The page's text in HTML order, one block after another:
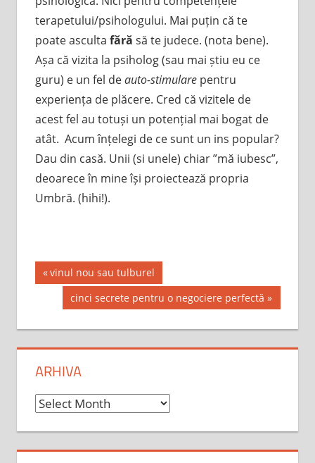
terapetului/psihologului. Mai puțin că te
poate asculta fără să te judece. (nota bene).
Așa că vizita la psiholog (sau mai știu eu ce
guru) e un fel deauto-stimulare pentru
experiența de plăcere. Cred că vizitele de
acest fel au totuși un potențial mai bogat de
atât. Acum înțelegi de ce sunt un ins popular?
Dau din casă. Unii (si unele) chiar ”mă iubesc”,
deoarece în mine își proiectează propria
Umbră. (hihi!).
Post
navigation
Previous
Post:
vinul nou sau tulburel
Next
Post:
cinci secrete pentru o negociere perfectă
ARHIVA
Arhiva